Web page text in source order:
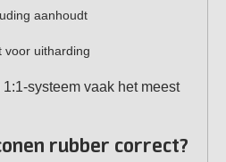
aanhoudt
voor uitharding
systeem vaak het meest
rubber correct?